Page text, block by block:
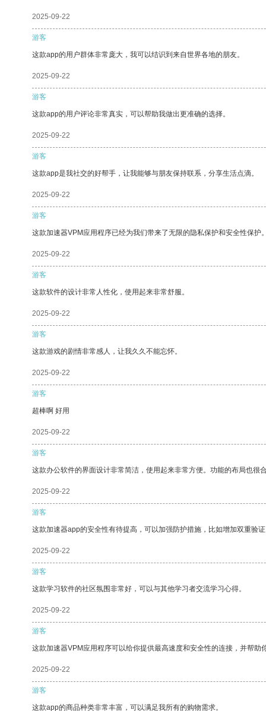
2025-09-22
游客
这款app的用户群体非常庞大，我可以结识到来自世界各地的朋友。
2025-09-22
游客
这款app的用户评论非常真实，可以帮助我做出更准确的选择。
2025-09-22
游客
这款app是我社交的好帮手，让我能够与朋友保持联系，分享生活点滴。
2025-09-22
游客
这款加速器VPM应用程序已经为我们带来了无限的隐私保护和安全性保护
2025-09-22
游客
这款软件的设计非常人性化，使用起来非常舒服。
2025-09-22
游客
这款游戏的剧情非常感人，让我久久不能忘怀。
2025-09-22
游客
超棒啊 好用
2025-09-22
游客
这款办公软件的界面设计非常简洁，使用起来非常方便。功能的布局也很
2025-09-22
游客
这款加速器app的安全性有待提高，可以加强防护措施，比如增加双重验
2025-09-22
游客
这款学习软件的社区氛围非常好，可以与其他学习者交流学习心得。
2025-09-22
游客
这款加速器VPM应用程序可以给你提供最高速度和安全性的连接，并帮助
2025-09-22
游客
这款app的商品种类非常丰富，可以满足我所有的购物需求。